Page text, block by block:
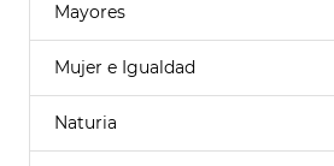
Mayores
Mujer e Igualdad
Naturia